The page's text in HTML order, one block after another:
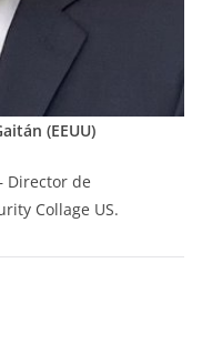
(EEUU)
Director de
Collage US.